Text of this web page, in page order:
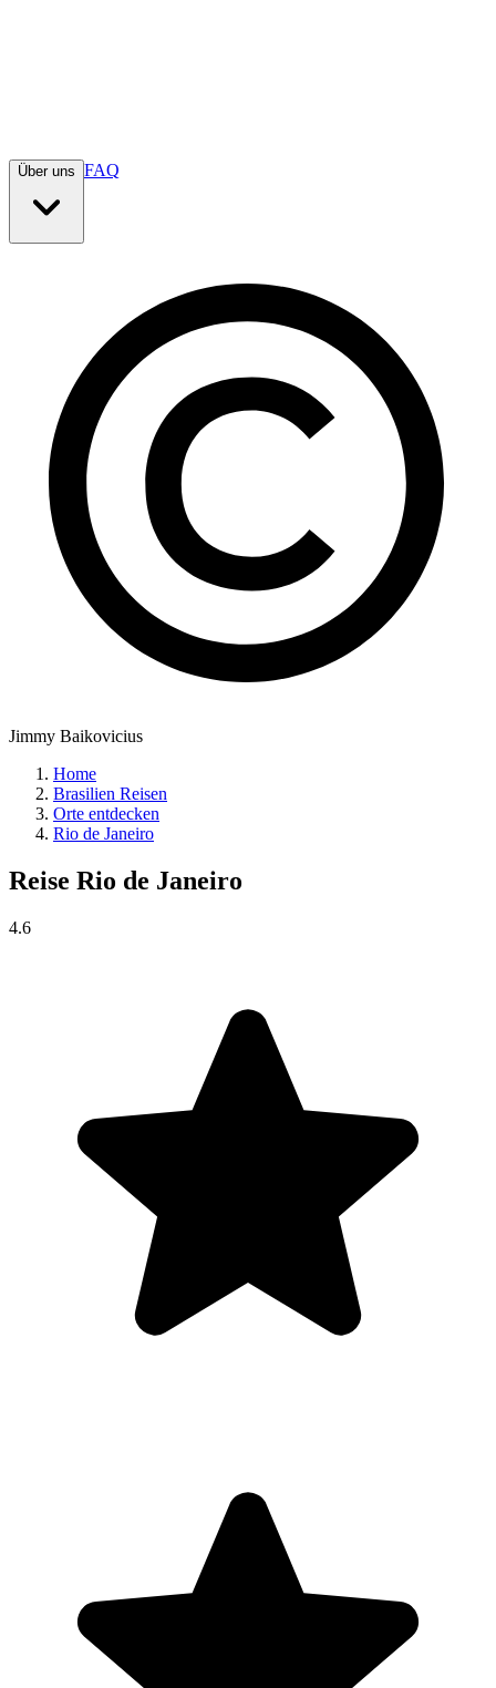
Über uns FAQ
Jimmy Baikovicius
Home
Brasilien Reisen
Orte entdecken
Rio de Janeiro
Reise Rio de Janeiro
4.6